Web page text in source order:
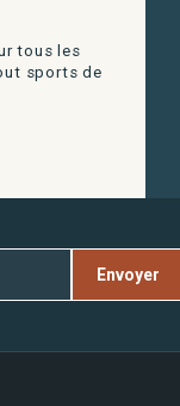
tous les
sports de
Envoyer